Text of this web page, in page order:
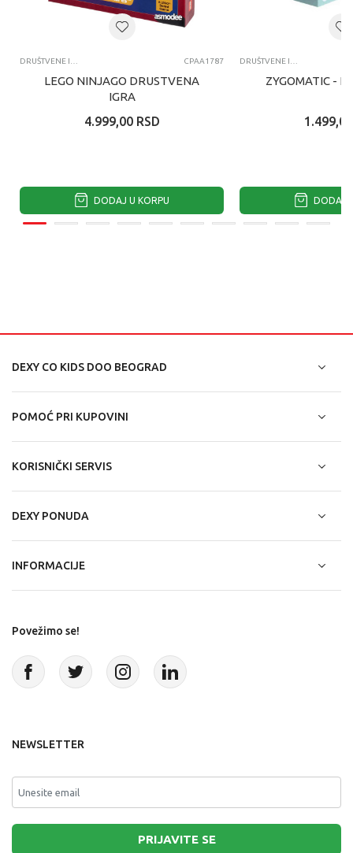
DRUŠTVENE IGRE CPAA1787
LEGO NINJAGO DRUSTVENA
IGRA
4.999,00 RSD
DODAJ U KORPU
DRUŠTVENE IGRE
ZYGOMATIC -
1.499,00
DODAJ
DEXY CO KIDS DOO BEOGRAD
POMOĆ PRI KUPOVINI
KORISNIČKI SERVIS
DEXY PONUDA
INFORMACIJE
Povežimo se!
NEWSLETTER
PRIJAVITE SE